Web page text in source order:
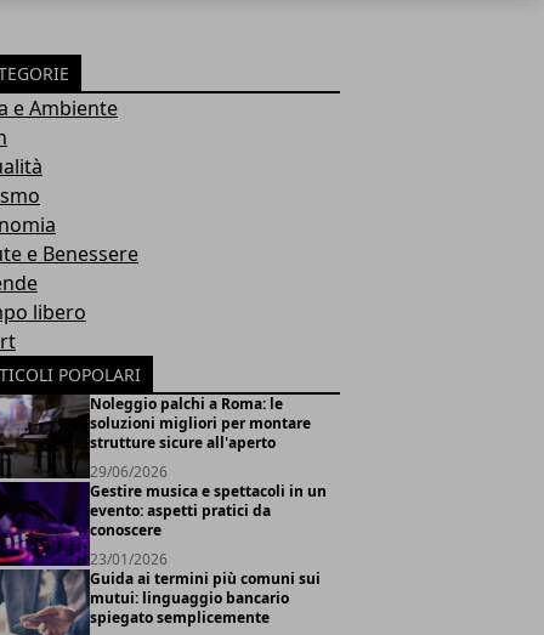
e Ambiente
e Benessere
libero
POPOLARI
Noleggio palchi a Roma: le
soluzioni migliori per montare
strutture sicure all'aperto
29/06/2026
Gestire musica e spettacoli in un
evento: aspetti pratici da
conoscere
23/01/2026
Guida ai termini più comuni sui
mutui: linguaggio bancario
spiegato semplicemente